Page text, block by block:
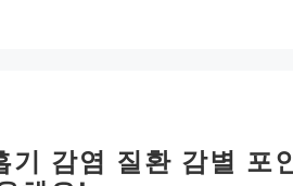
감염 질환 감별 포